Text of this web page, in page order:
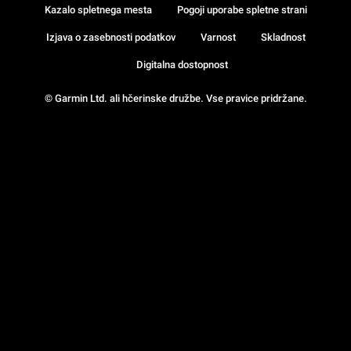
© Garmin Ltd. ali hčerinske družbe. Vse pravice pridržane.
Kazalo spletnega mesta Pogoji uporabe spletne strani
Izjava o zasebnosti podatkov Varnost Skladnost
Digitalna dostopnost